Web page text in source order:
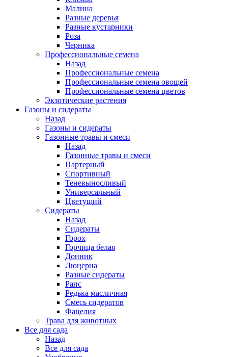
Малина
Разные деревья
Разные кустарники
Роза
Черника
Профессиональные семена
Назад
Профессиональные семена
Профессиональные семена овощей
Профессиональные семена цветов
Экзотические растения
Газоны и сидераты
Назад
Газоны и сидераты
Газонные травы и смеси
Назад
Газонные травы и смеси
Партерный
Спортивный
Теневыносливый
Универсальный
Цветущий
Сидераты
Назад
Сидераты
Горох
Горчица белая
Донник
Люцерна
Разные сидераты
Рапс
Редька масличная
Смесь сидератов
Фацелия
Трава для животных
Все для сада
Назад
Все для сада